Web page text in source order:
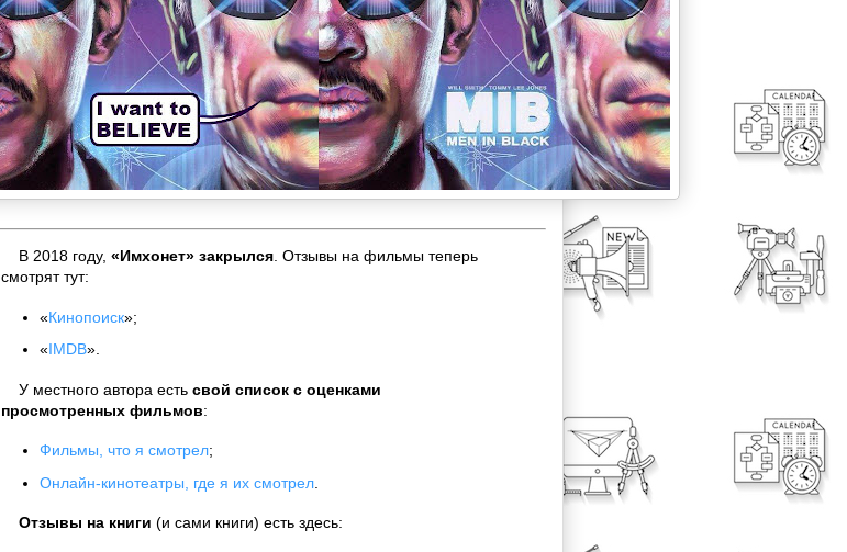
В 2018 году, «Имхонет» закрылся . Отзывы на фильмы теперь
смотрят тут:
«Кинопоиск»;
«IMDB».
У местного автора есть свой список с оценками
просмотренных фильмов:
Фильмы, что я смотрел;
Онлайн-кинотеатры, где я их смотрел
Отзывы на книги (и сами книги) есть здесь: